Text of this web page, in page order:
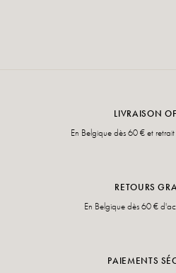
LIVRAISON
En Belgique dès 60 € et
RETOURS
En Belgique dès 60 €
PAIEMENTS